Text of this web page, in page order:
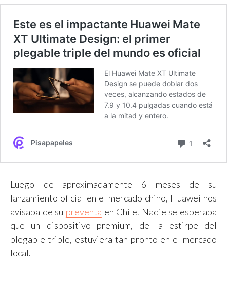
Luego de aproximadamente 6 meses de su
lanzamiento oficial en el mercado chino, Huawei nos
avisaba de su preventa en Chile. Nadie se esperaba
que un dispositivo premium, de la estirpe del
plegable triple, estuviera tan pronto en el mercado
local.